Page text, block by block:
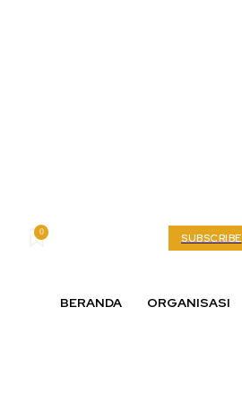
0 SUBSCRIBE
BERANDA ORGANISASI